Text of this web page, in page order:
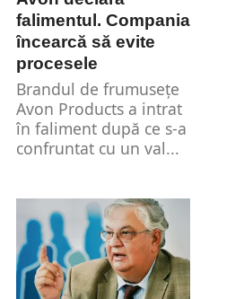
falimentul. Compania
încearcă să evite
procesele
Brandul de frumusețe
Avon Products a intrat
în faliment după ce s-a
confruntat cu un val...